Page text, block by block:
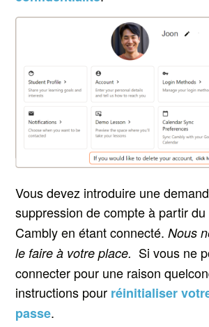
Vous devez introduire une
suppression de compte à partir du
Cambly en étant connecté.Nous
le faire à votre place. Si vous ne
connecter pour une raison
instructions pour réinitialiser
passe.